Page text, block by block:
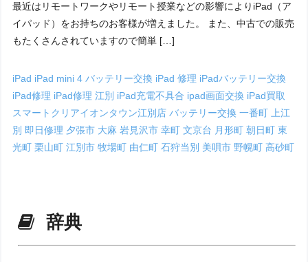
最近はリモートワークやリモート授業などの影響によりiPad（ア
イパッド）をお持ちのお客様が増えました。 また、中古での販売
もたくさんされていますので簡単 […]
iPad iPad mini 4 バッテリー交換 iPad 修理 iPadバッテリー交換
iPad修理 iPad修理 江別 iPad充電不具合 ipad画面交換 iPad買取
スマートクリアイオンタウン江別店バッテリー交換一番町上江
別 即日修理 夕張市 大麻岩見沢市幸町文京台 月形町朝日町東
光町栗山町江別市牧場町 由仁町石狩当別 美唄市 野幌町高砂町
辞典